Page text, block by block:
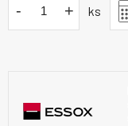
- + ks